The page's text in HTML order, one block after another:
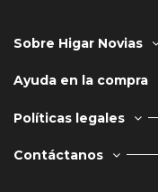
Sobre Higar Novias
Ayuda en la compra
Políticas legales
Contáctanos